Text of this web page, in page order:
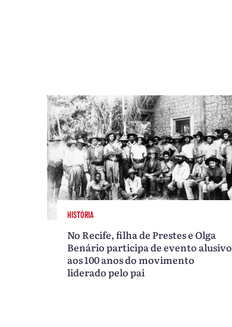
HISTÓRIA
No Recife, filha de Prestes e Olga
Benário participa de evento alusivo
aos 100 anos do movimento
liderado pelo pai